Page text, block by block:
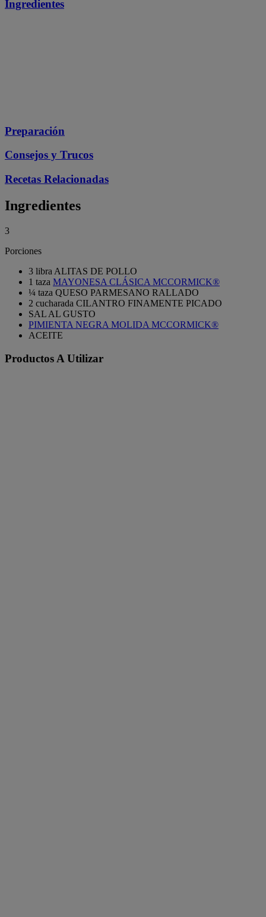
Ingredientes
Preparación
Consejos y Trucos
Recetas Relacionadas
Ingredientes
3
Porciones
3 libra ALITAS DE POLLO
1 taza MAYONESA CLÁSICA MCCORMICK®
¼ taza QUESO PARMESANO RALLADO
2 cucharada CILANTRO FINAMENTE PICADO
SAL AL GUSTO
PIMIENTA NEGRA MOLIDA MCCORMICK®
ACEITE
Productos A Utilizar